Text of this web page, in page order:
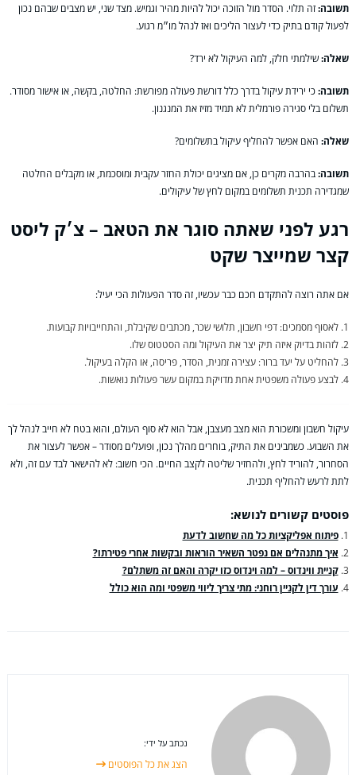
תשובה:זה תלוי. הסדר מול הזוכה יכול להיות מהיר וגמיש. מצד שני, יש מצבים שבהם נכון
לפעול קודם בתיק כדי לעצור הליכים ואז לנהל מו״מ רגוע.
שאלה:שילמתי חלק, למה העיקול לא ירד?
תשובה:כי ירידת עיקול בדרך כלל דורשת פעולה מפורשת: החלטה, בקשה, או אישור מסודר.
תשלום בלי סגירה פורמלית לא תמיד מזיז את המנגנון.
שאלה: האם אפשר להחליף עיקול בתשלומים?
תשובה:בהרבה מקרים כן, אם מציגים יכולת החזר עקבית ומוסכמת, או מקבלים החלטה
שמגדירה תכנית תשלומים במקום לחץ של עיקולים.
רגע לפני שאתה סוגר את הטאב – צ׳ק ליסט
קצר שמייצר שקט
אם אתה רוצה להתקדם חכם כבר עכשיו, זה סדר הפעולות הכי יעיל:
לאסוף מסמכים: דפי חשבון, תלושי שכר, מכתבים שקיבלת, והתחייבויות קבועות.
לזהות בדיוק איזה תיק יצר את העיקול ומה הסטטוס שלו.
להחליט על יעד ברור: עצירה זמנית, הסדר, פריסה, או הקלה בעיקול.
לבצע פעולה משפטית אחת מדויקת במקום עשר פעולות נואשות.
עיקול חשבון ומשכורת הוא מצב מעצבן, אבל הוא לא סוף העולם, והוא בטח לא חייב לנהל לך
את השבוע. כשמבינים את התיק, בוחרים מהלך נכון, ופועלים מסודר – אפשר לעצור את
הסחרור, להוריד לחץ, ולהחזיר שליטה לקצב החיים. הכי חשוב: לא להישאר לבד עם זה, ולא
לתת לרעש להחליף תכנית.
פוסטים קשורים לנושא:
פיתוח אפליקציות כל מה שחשוב לדעת
איך מתנהלים אם נפטר השאיר הוראות ובקשות אחרי פטירתו?
קניית ווינדוס – למה וינדוס כזו יקרה והאם זה משתלם?
עורך דין לקניין רוחני: מתי צריך ליווי משפטי ומה הוא כולל
נכתב על ידי:
הצג את כל הפוסטים